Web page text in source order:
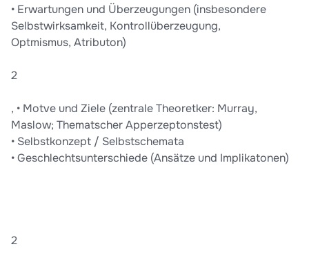
• Erwartungen und Überzeugungen (insbesondere
Selbstwirksamkeit, Kontrollüberzeugung,
Optmismus, Atributon)
2
, • Motve und Ziele (zentrale Theoretker: Murray,
Maslow; Thematscher Apperzeptonstest)
• Selbstkonzept / Selbstschemata
• Geschlechtsunterschiede (Ansätze und Implikatonen)
2